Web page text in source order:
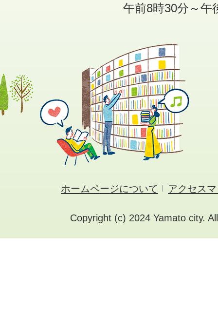
午前8時30分～午
ホームページについて アクセス
Copyright (c) 2024 Yamato city.